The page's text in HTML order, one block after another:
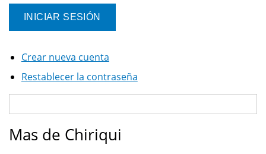
Crear nueva cuenta
Restablecer la contraseña
Mas de Chiriqui